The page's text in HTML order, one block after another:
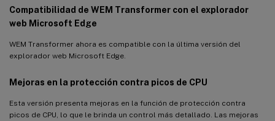
Compatibilidad de WEM Transformer con el explorador
web Microsoft Edge
WEM Transformer ahora es compatible con la última versión del
explorador web Microsoft Edge.
Mejoras en la protección contra picos de CPU
Esta versión presenta mejoras en la función de protección contra
picos de CPU, lo que le brinda un control más detallado. Las mejoras